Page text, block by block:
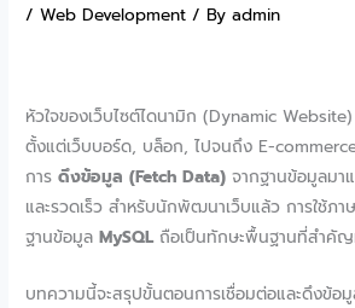
/Web Development / Byadmin
หัวใจของเว็บไซต์ไดนามิก (Dynamic
ตั้งแต่เว็บบอร์ด, บล็อก, ไปจนถึง E-
การดึงข้อมูล (Fetch Data) จากฐานข้อมูลม
และรวดเร็ว สำหรับนักพัฒนาเว็บแล้ว การใช้ภา
ฐานข้อมูลMySQLถือเป็นทักษะพื้นฐานที่สำคั
บทความนี้จะสรุปขั้นตอนการเชื่อมต่อและดึงข้อ